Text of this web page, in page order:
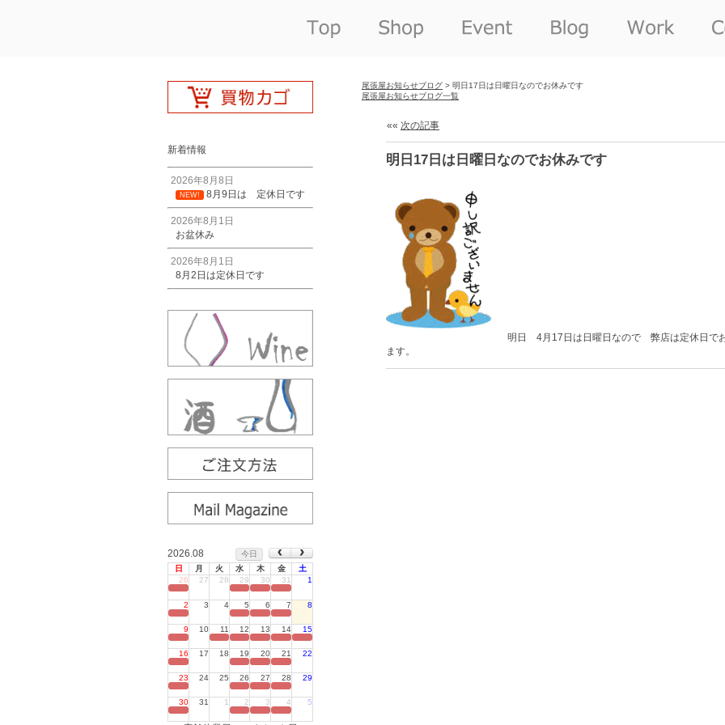
新着情報
2026年8月8日
NEW! 8月9日は 定休日です
2026年8月1日
お盆休み
2026年8月1日
8月2日は定休日です
2026.08
今日
日
月 火 水 木 金
土
26
27 28 29 30 31 1
2 3 4 5 6 7 8
9 10 11 12 13 14 15
16 17 18 19 20 21 22
23 24 25 26 27 28 29
30 31 1 2 3 4 5
尾張屋お知らせブログ > 明日17日は日曜日なのでお休みです
尾張屋お知らせブログ一覧
«« 次の記事
明日17日は日曜日なのでお休みです
明日 4月17日は日曜日なので 弊店は定休日で
ます。